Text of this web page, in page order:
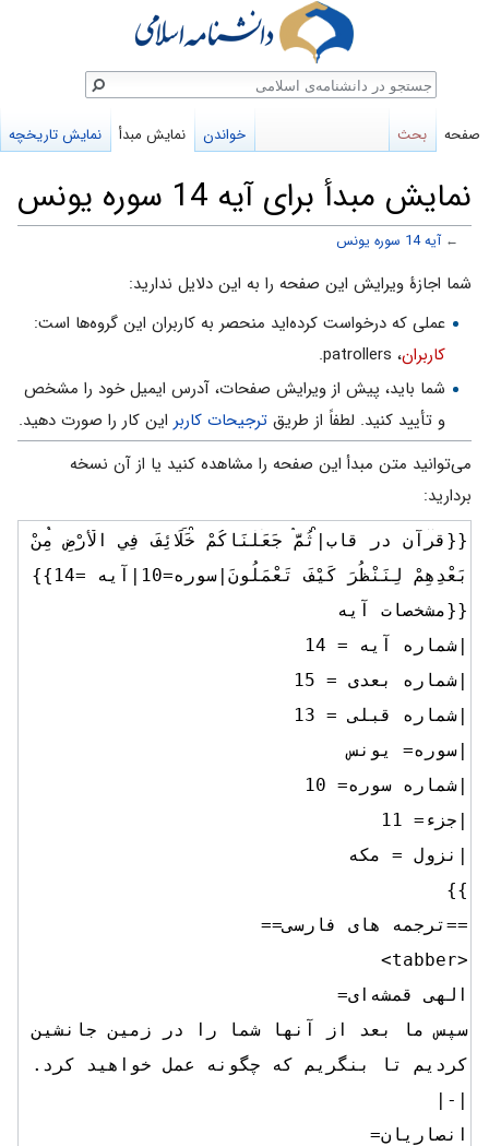
نمایش مبدأ برای آیه 14 سوره یونس
←آیه 14 سوره یونس
پرش
ناوبری
پرش
جستجو
شما اجازهٔ ویرایش این صفحه را به این دلایل ندارید:
عملی که درخواست کرده‌اید منحصر به کاربران این گروه‌ها است:
کاربران، patrollers.
شما باید، پیش از ویرایش صفحات، آدرس ایمیل خود را مشخص
و تأیید کنید. لطفاً از طریق ترجیحات کاربر این کار را صورت دهید.
می‌توانید متن مبدأ این صفحه را مشاهده کنید یا از آن نسخه
بردارید:
صفحه بحث خواندن نمایش مبدأ نمایش تاریخچه
جستجو